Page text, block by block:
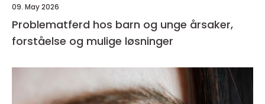
09. May 2026
Problematferd hos barn og unge årsaker,
forståelse og mulige løsninger